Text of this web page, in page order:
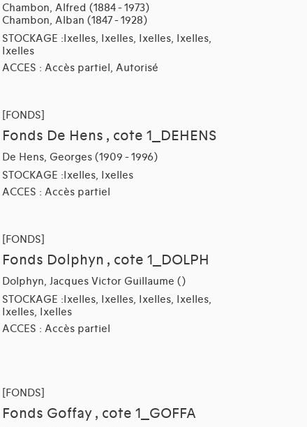
Chambon, Alfred (1884 - 1973)
Chambon, Alban (1847 - 1928)
STOCKAGE :Ixelles, Ixelles, Ixelles, Ixelles,
Ixelles
ACCES : Accès partiel, Autorisé
[FONDS]
Fonds De Hens , cote 1_DEHENS
De Hens, Georges (1909 - 1996)
STOCKAGE :Ixelles, Ixelles
ACCES : Accès partiel
[FONDS]
Fonds Dolphyn , cote 1_DOLPH
Dolphyn, Jacques Victor Guillaume ()
STOCKAGE :Ixelles, Ixelles, Ixelles, Ixelles,
Ixelles, Ixelles
ACCES : Accès partiel
[FONDS]
Fonds Goffay , cote 1_GOFFA